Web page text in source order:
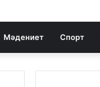
Мәдениет Спорт